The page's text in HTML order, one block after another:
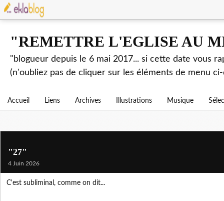
"REMETTRE L'EGLISE AU
"blogueur depuis le 6 mai 2017... si cette date vous
(n'oubliez pas de cliquer sur les éléments de menu
Accueil Liens Archives Illustrations Musique
"27"
4 Juin 2026
C'est subliminal, comme on dit...